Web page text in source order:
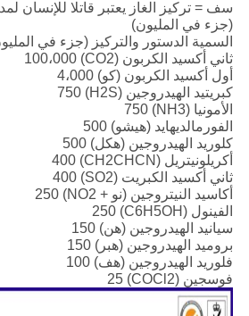
(جزء في المليون)
السمية الدستور والتركيز (جزء في
ثاني أكسيد الكربون (CO2) 100،000
أول أكسيد الكربون (كو) 4،000
كبريتيد الهيدروجين (H2S) 750
الأمونيا (NH3) 750
الفورمالديهايد (هيشو) 500
كلوريد الهيدروجين (هكل) 500
أكريلونيتريل (CH2CHCN) 400
ثاني أكسيد الكبريت (SO2) 400
أكاسيد النيتروجين (نو + NO2) 250
الفينول (C6H5OH) 250
سيانيد الهيدروجين (هن) 150
بروميد الهيدروجين (هبر) 150
فلوريد الهيدروجين (هف) 100
فوسجين (COCl2) 25